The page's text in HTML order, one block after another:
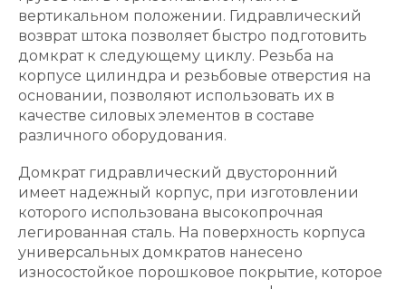
вертикальном положении. Гидравлический
возврат штока позволяет быстро подготовить
домкрат к следующему циклу. Резьба на
корпусе цилиндра и резьбовые отверстия на
основании, позволяют использовать их в
качестве силовых элементов в составе
различного оборудования.
Домкрат гидравлический двусторонний
имеет надежный корпус, при изготовлении
которого использована высокопрочная
легированная сталь. На поверхность корпуса
универсальных домкратов нанесено
износостойкое порошковое покрытие, которое